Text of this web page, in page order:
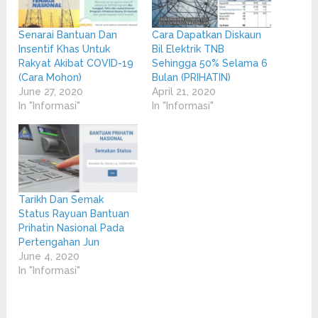
Senarai Bantuan Dan
Insentif Khas Untuk
Rakyat Akibat COVID-19
(Cara Mohon)
June 27, 2020
In "Informasi"
Cara Dapatkan Diskaun
Bil Elektrik TNB
Sehingga 50% Selama 6
Bulan (PRIHATIN)
April 21, 2020
In "Informasi"
Tarikh Dan Semak
Status Rayuan Bantuan
Prihatin Nasional Pada
Pertengahan Jun
June 4, 2020
In "Informasi"